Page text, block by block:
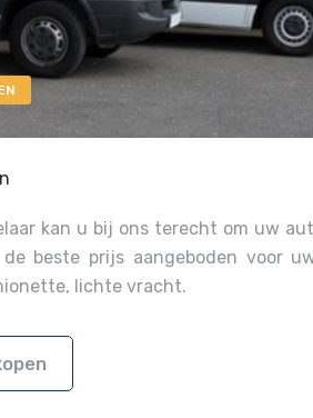
kan u bij ons terecht om uw
beste prijs aangeboden voor
lichte vracht.